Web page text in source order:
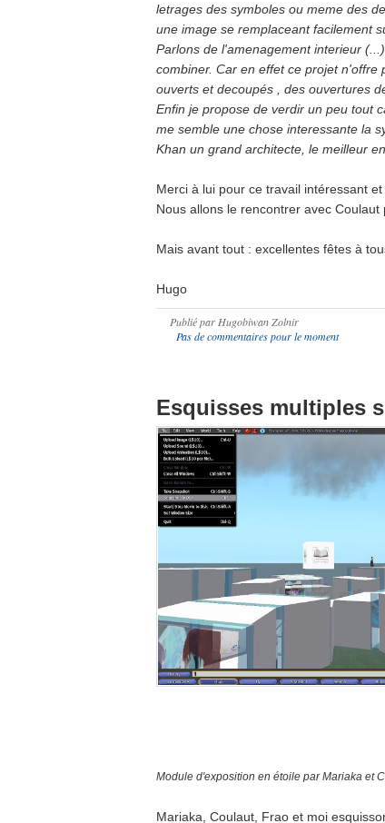
letrages des symboles ou meme des
une image se remplaceant facilement
Parlons de l'amenagement interieur
combiner. Car en effet ce projet n'offre
ouverts et decoupés , des ouvertures
Enfin je propose de verdir un peu tout
me semble une chose interessante la
Khan un grand architecte, le meilleur
Merci à lui pour ce travail intéressant et
Nous allons le rencontrer avec
Mais avant tout : excellentes fêtes à
Hugo
Publié par Hugobiwan Zolnir
Pas de commentaires pour le moment
Esquisses multiples
Module d'exposition en étoile par Mariaka et
Mariaka, Coulaut, Frao et moi